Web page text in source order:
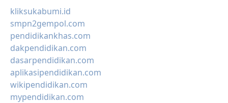
kliksukabumi.id
smpn2gempol.com
pendidikankhas.com
dakpendidikan.com
dasarpendidikan.com
aplikasipendidikan.com
wikipendidikan.com
mypendidikan.com